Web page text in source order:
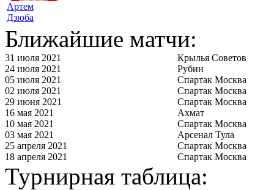
Артем
Дзюба
Ближайшие матчи:
31 июля 2021
Крылья Советов
24 июля 2021
Рубин
05 июля 2021
Спартак Москва
02 июля 2021
Спартак Москва
29 июня 2021
Спартак Москва
16 мая 2021
Ахмат
10 мая 2021
Спартак Москва
03 мая 2021
Арсенал Тула
25 апреля 2021
Спартак Москва
18 апреля 2021
Спартак Москва
Турнирная таблица: